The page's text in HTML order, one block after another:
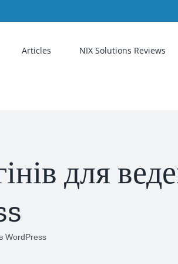
Articles NIX Solutions Reviews
для
WordPress